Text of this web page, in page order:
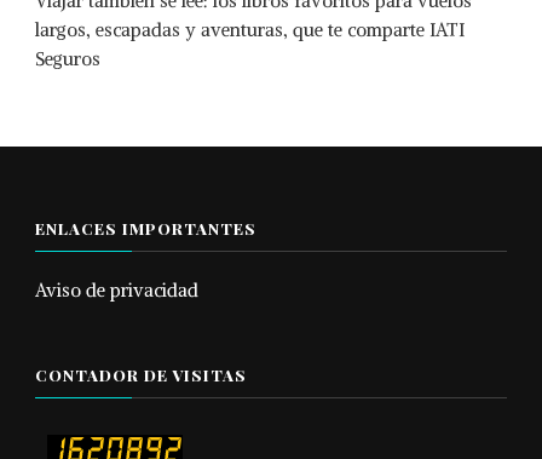
largos, escapadas y aventuras, que te comparte IATI
Seguros
ENLACES IMPORTANTES
Aviso de privacidad
CONTADOR DE VISITAS